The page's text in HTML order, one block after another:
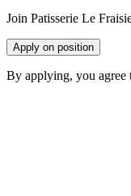
Join Patisserie Le
Apply on position
By applying, you agree